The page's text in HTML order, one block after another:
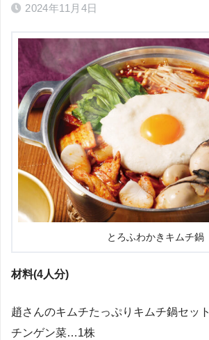
2024年11月4日
とろふわかきキムチ鍋
材料(4人分)
趙さんのキムチたっぷりキムチ鍋セッ
チンゲン菜…1株